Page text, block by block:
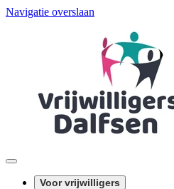
Navigatie overslaan
Voor vrijwilligers